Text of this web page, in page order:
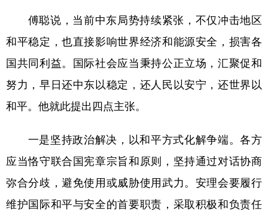
北京 天津 山西
辽宁 吉林
广东 广西 海南 重庆
四川 贵州 云南 西藏
傅聪说，当前中东局势持续紧张，不仅冲击地区
和平稳定，也直接影响世界经济和能源安全，损害各
国共同利益。国际社会应当秉持公正立场，汇聚促和
努力，早日还中东以稳定，还人民以安宁，还世界以
和平。他就此提出四点主张。
一是坚持政治解决，以和平方式化解争端。各方
应当恪守联合国宪章宗旨和原则，坚持通过对话协商
弥合分歧，避免使用或威胁使用武力。安理会要履行
维护国际和平与安全的首要职责，采取积极和负责任